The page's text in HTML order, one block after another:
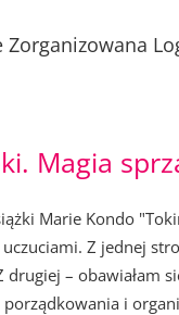
Magia
Marie Kondo
Z jednej
drugiej – obawiałam
porządkowania i